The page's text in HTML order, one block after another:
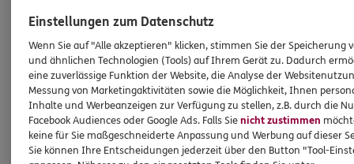
Einstellungen zum Datenschutz
Wenn Sie auf "Alle akzeptieren" klicken, stimmen Sie der Speicherung
und ähnlichen Technologien (Tools) auf Ihrem Gerät zu. Dadurch
eine zuverlässige Funktion der Website, die Analyse der
Messung von Marketingaktivitäten sowie die Möglichkeit, Ihnen
Inhalte und Werbeanzeigen zur Verfügung zu stellen, z.B. durch die
Facebook Audiences oder Google Ads. Falls Sienicht zustimmen
keine für Sie maßgeschneiderte Anpassung und Werbung auf dieser
Sie können Ihre Entscheidungen jederzeit über den Button "Tool-